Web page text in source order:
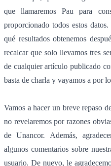
que llamaremos Pau para
proporcionado todos estos
qué resultados obtenemos
recalcar que solo llevamos tres
de cualquier artículo publicado
basta de charla y vayamos a por
Vamos a hacer un breve repaso
no revelaremos por razones
de Unancor. Además,
algunos comentarios sobre
usuario. De nuevo, le